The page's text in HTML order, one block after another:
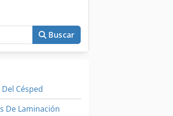
Buscar
Césped
De Laminación